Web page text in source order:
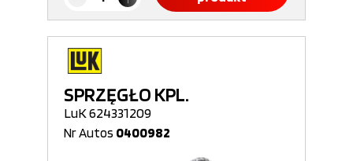
SPRZĘGŁO KPL.
LuK 624331209
Nr Autos 0400982